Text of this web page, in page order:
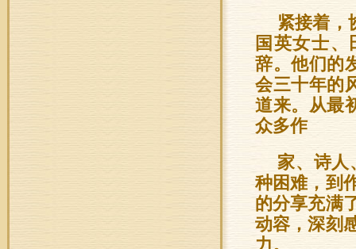
紧接着
国英女士
辞。他们的
会三十年的
道来。从最
众多作
家、诗人
种困难，到
的分享充满
动容，深刻
力。